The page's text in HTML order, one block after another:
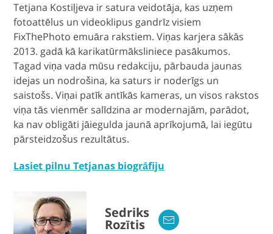
Tetjana Kostiļjeva ir satura veidotāja, kas uzņem
fotoattēlus un videoklipus gandrīz visiem
FixThePhoto emuāra rakstiem. Viņas karjera sākās
2013. gadā kā karikatūrmāksliniece pasākumos.
Tagad viņa vada mūsu redakciju, pārbauda jaunas
idejas un nodrošina, ka saturs ir noderīgs un
saistošs. Viņai patīk antīkās kameras, un visos rakstos
viņa tās vienmēr salīdzina ar modernajām, parādot,
ka nav obligāti jāiegulda jaunā aprīkojumā, lai iegūtu
pārsteidzošus rezultātus.
Lasiet pilnu Tetjanas biogrāfiju
Sedriks
Rozītis